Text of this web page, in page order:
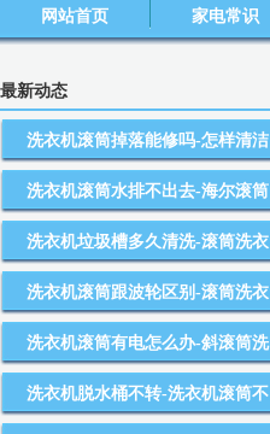
网站首页 家电常识
最新动态
洗衣机滚筒掉落能修吗-怎样清洁
洗衣机滚筒水排不出去-海尔滚筒
洗衣机垃圾槽多久清洗-滚筒洗衣
洗衣机滚筒跟波轮区别-滚筒洗衣
洗衣机滚筒有电怎么办-斜滚筒洗
洗衣机脱水桶不转-洗衣机滚筒不